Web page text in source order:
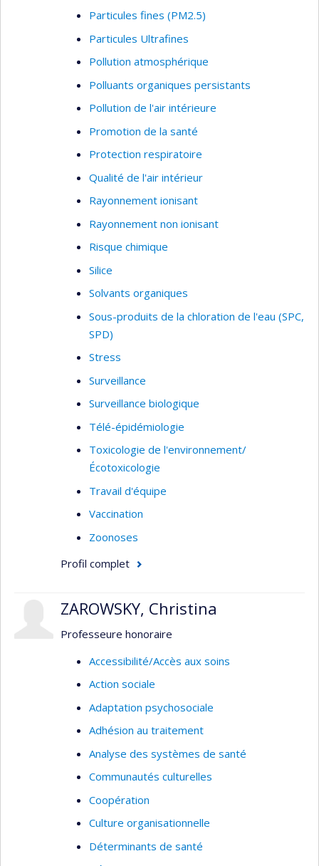
Particules fines (PM2.5)
Particules Ultrafines
Pollution atmosphérique
Polluants organiques persistants
Pollution de l'air intérieure
Promotion de la santé
Protection respiratoire
Qualité de l'air intérieur
Rayonnement ionisant
Rayonnement non ionisant
Risque chimique
Silice
Solvants organiques
Sous-produits de la chloration de l'eau (SPC,
SPD)
Stress
Surveillance
Surveillance biologique
Télé-épidémiologie
Toxicologie de l'environnement/
Écotoxicologie
Travail d'équipe
Vaccination
Zoonoses
Profil complet
ZAROWSKY, Christina
Professeure honoraire
Accessibilité/Accès aux soins
Action sociale
Adaptation psychosociale
Adhésion au traitement
Analyse des systèmes de santé
Communautés culturelles
Coopération
Culture organisationnelle
Déterminants de santé